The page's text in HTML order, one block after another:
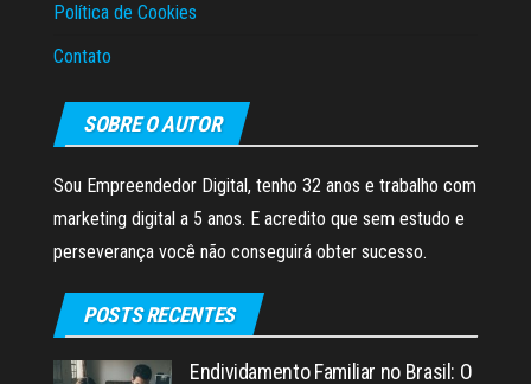
Política de Cookies
Contato
SOBRE O AUTOR
Sou Empreendedor Digital, tenho 32 anos e trabalho com
marketing digital a 5 anos. E acredito que sem estudo e
perseverança você não conseguirá obter sucesso.
POSTS RECENTES
Endividamento Familiar no Brasil: O